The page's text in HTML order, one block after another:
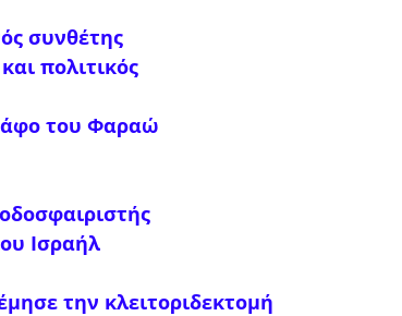
συνθέτης
πολιτικός
του Φαραώ
Ισραήλ
την κλειτοριδεκτομή